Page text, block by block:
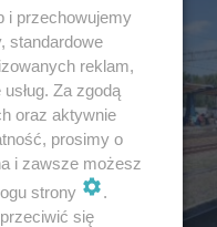
i przechowujemy
standardowe
reklam,
Za zgodą
oraz aktywnie
prosimy o
i zawsze możesz
strony
się